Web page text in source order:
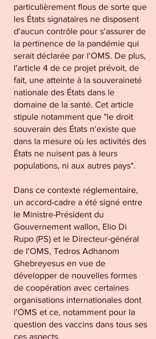
particulièrement flous de sorte que
les États signataires ne disposent
d'aucun contrôle pour s'assurer de
la pertinence de la pandémie qui
serait déclarée par l'OMS. De plus,
l'article 4 de ce projet prévoit, de
fait, une atteinte à la souveraineté
nationale des États dans le
domaine de la santé. Cet article
stipule notamment que "le droit
souverain des États n'existe que
dans la mesure où les activités des
États ne nuisent pas à leurs
populations, ni aux autres pays".
Dans ce contexte réglementaire,
un accord-cadre a été signé entre
le Ministre-Président du
Gouvernement wallon, Elio Di
Rupo (PS) et le Directeur-général
de l'OMS, Tedros Adhanom
Ghebreyesus en vue de
développer de nouvelles formes
de coopération avec certaines
organisations internationales dont
l'OMS et ce, notamment pour la
question des vaccins dans tous ses
ces aspects.